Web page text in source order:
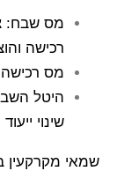
מס שבח:
רכישה
מס
היטל
שינוי ייעוד
שמאי מקרקעין